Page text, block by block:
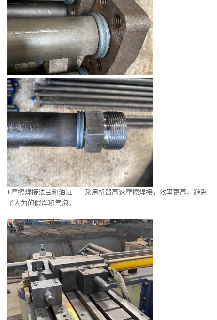
1.摩擦焊接法兰和油缸——采用机器高速摩擦焊接，效率更高，避免
了人为的假焊和气泡。